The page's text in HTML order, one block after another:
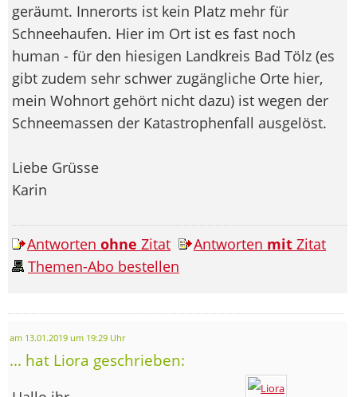
geräumt. Innerorts ist kein Platz mehr für
Schneehaufen. Hier im Ort ist es fast noch
human - für den hiesigen Landkreis Bad Tölz (es
gibt zudem sehr schwer zugängliche Orte hier,
mein Wohnort gehört nicht dazu) ist wegen der
Schneemassen der Katastrophenfall ausgelöst.
Liebe Grüsse
Karin
Antworten ohne Zitat Antworten mit Zitat
Themen-Abo bestellen
am 13.01.2019 um 19:29 Uhr
... hat Liora geschrieben: